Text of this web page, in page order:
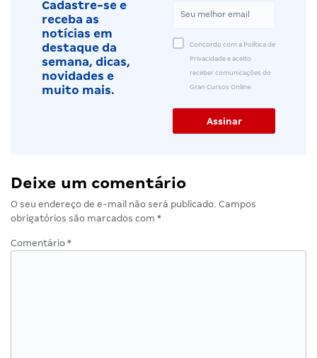
Cadastre-se e
receba as
notícias em
destaque da
semana, dicas,
novidades e
muito mais.
Concordo com a Política de
Privacidade e aceito
receber comunicações do
Gran Cursos Online.
Deixe um comentário
O seu endereço de e-mail não será publicado. Campos
obrigatórios são marcados com *
Comentário *